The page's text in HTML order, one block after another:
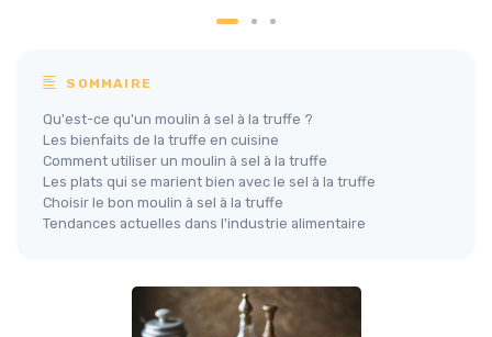
SOMMAIRE
Qu'est-ce qu'un moulin à sel à la truffe ?
Les bienfaits de la truffe en cuisine
Comment utiliser un moulin à sel à la truffe
Les plats qui se marient bien avec le sel à la truffe
Choisir le bon moulin à sel à la truffe
Tendances actuelles dans l'industrie alimentaire